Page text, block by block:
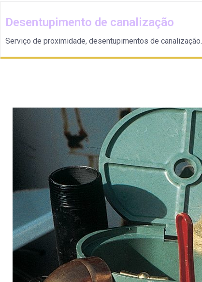
Desentupimento de canalização
Serviço de proximidade, desentupimentos de canalização.